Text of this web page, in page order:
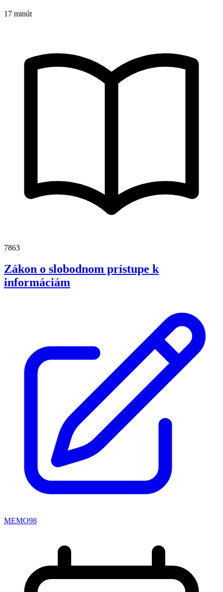
17 minút
7863
Zákon o slobodnom prístupe k
informáciám
MEMO98